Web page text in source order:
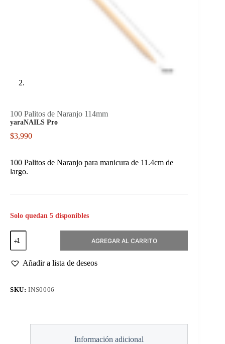
100 Palitos de Naranjo 114mm
yaraNAILS Pro
$3,990
100 Palitos de Naranjo para manicura de 11.4cm de
largo.
Solo quedan 5 disponibles
100
Palitos
de
Naranjo
114mm
AGREGAR AL CARRITO
Añadir a lista de deseos
SKU:INS0006
Información adicional